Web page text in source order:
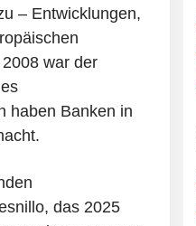
– Entwicklungen,
war der
haben Banken in
das 2025